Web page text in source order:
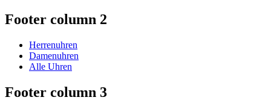
Footer column 2
Herrenuhren
Damenuhren
Alle Uhren
Footer column 3